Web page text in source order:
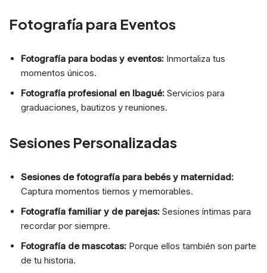
Fotografía para Eventos
Fotografía para bodas y eventos: Inmortaliza tus
momentos únicos.
Fotografía profesional en Ibagué: Servicios para
graduaciones, bautizos y reuniones.
Sesiones Personalizadas
Sesiones de fotografía para bebés y maternidad:
Captura momentos tiernos y memorables.
Fotografía familiar y de parejas: Sesiones íntimas para
recordar por siempre.
Fotografía de mascotas: Porque ellos también son parte
de tu historia.